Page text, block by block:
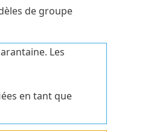
de groupe
Les
en tant que